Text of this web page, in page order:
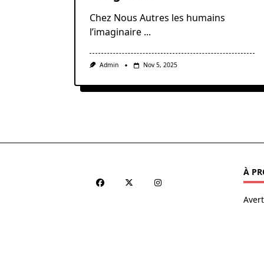
Chez Nous Autres les humains
l’imaginaire ...
Admin Nov 5, 2025
À